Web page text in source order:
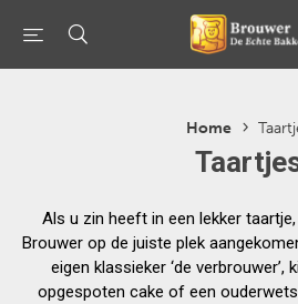
Home
Als u zin heeft in een lekker
Brouwer op de juiste plek
eigen klassieker ‘de verbrouwer’,
opgespoten cake of een